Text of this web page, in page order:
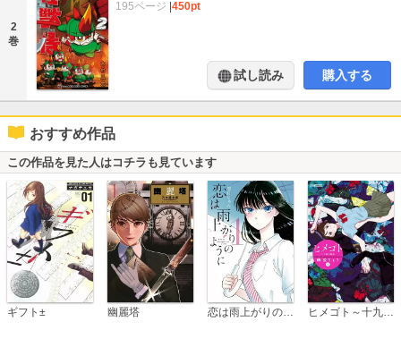
2
巻
195ページ |450pt
試し読み 購入する
おすすめ作品
この作品を見た人はコチラも見ています
ギフト± 幽麗塔